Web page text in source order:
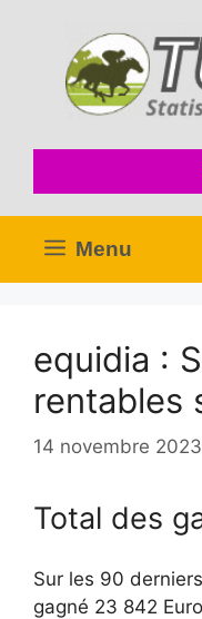
contenu
Menu
equidia :
rentables
14 novembre 2023
Total des
Sur les 90
gagné 23 842